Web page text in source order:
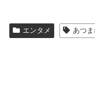
エンタメ あつ